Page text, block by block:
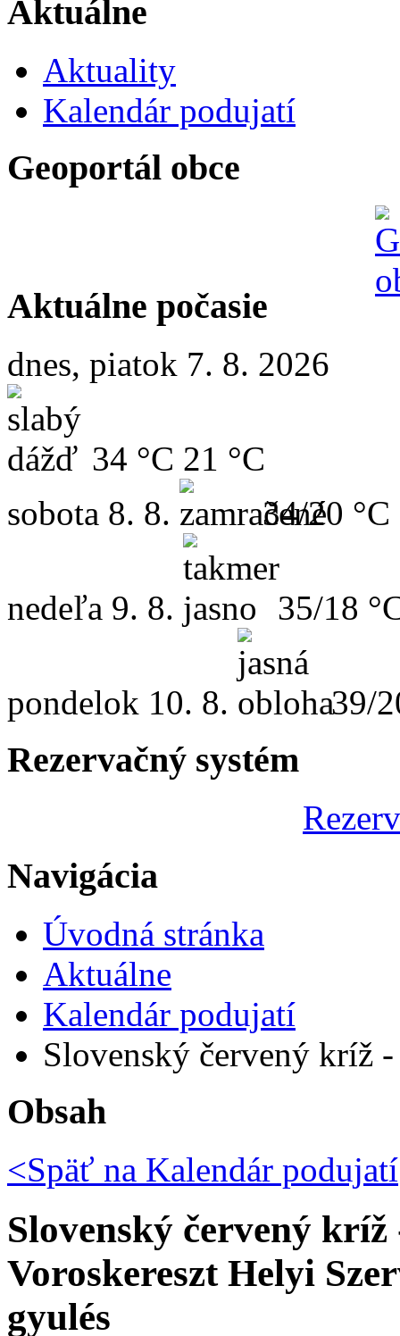
Aktuálne
Aktuality
Kalendár podujatí
Geoportál obce
Aktuálne počasie
dnes, piatok 7. 8. 2026
34 °C 21 °C
sobota 8. 8. 34/20 °C
nedeľa 9. 8. 35/18
pondelok 10. 8. 39/
Rezervačný systém
Navigácia
Úvodná stránka
Aktuálne
Kalendár podujatí
Slovenský červený kríž
Obsah
<Späť na Kalendár podujatí
Slovenský červený
Voroskereszt Helyi
gyulés